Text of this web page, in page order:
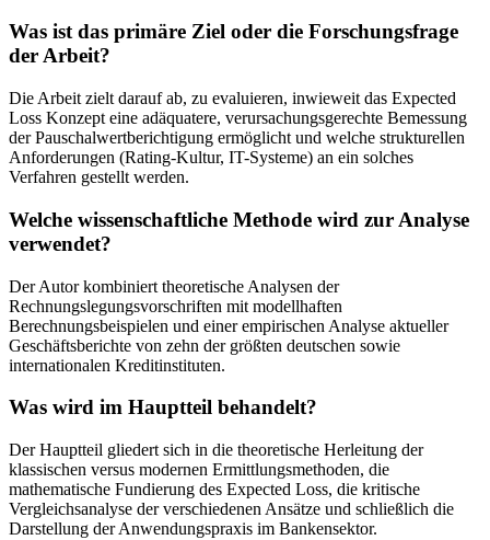
Was ist das primäre Ziel oder die Forschungsfrage
der Arbeit?
Die Arbeit zielt darauf ab, zu evaluieren, inwieweit das Expected
Loss Konzept eine adäquatere, verursachungsgerechte Bemessung
der Pauschalwertberichtigung ermöglicht und welche strukturellen
Anforderungen (Rating-Kultur, IT-Systeme) an ein solches
Verfahren gestellt werden.
Welche wissenschaftliche Methode wird zur Analyse
verwendet?
Der Autor kombiniert theoretische Analysen der
Rechnungslegungsvorschriften mit modellhaften
Berechnungsbeispielen und einer empirischen Analyse aktueller
Geschäftsberichte von zehn der größten deutschen sowie
internationalen Kreditinstituten.
Was wird im Hauptteil behandelt?
Der Hauptteil gliedert sich in die theoretische Herleitung der
klassischen versus modernen Ermittlungsmethoden, die
mathematische Fundierung des Expected Loss, die kritische
Vergleichsanalyse der verschiedenen Ansätze und schließlich die
Darstellung der Anwendungspraxis im Bankensektor.